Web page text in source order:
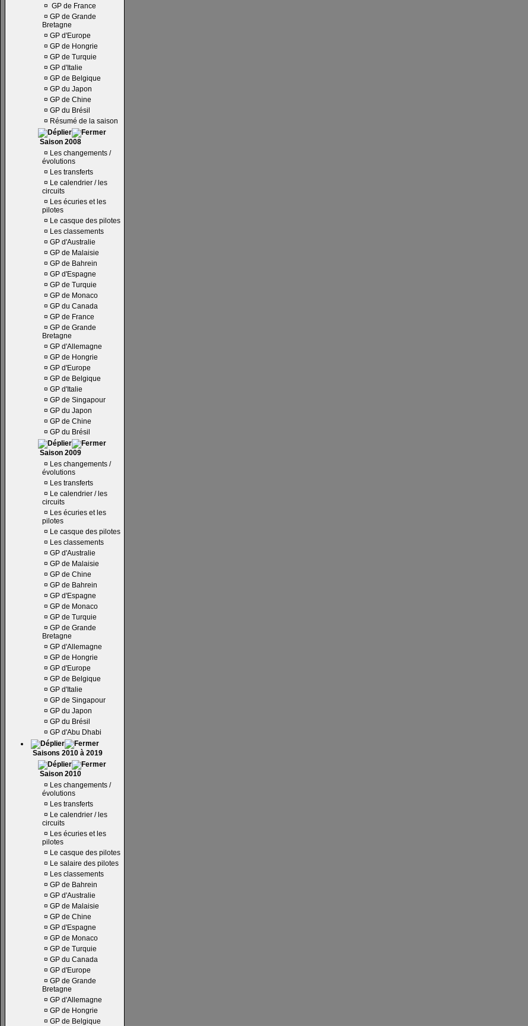
¤ GP de France
¤ GP de Grande
Bretagne
¤ GP d'Europe
¤ GP de Hongrie
¤ GP de Turquie
¤ GP d'Italie
¤ GP de Belgique
¤ GP du Japon
¤ GP de Chine
¤ GP du Brésil
¤ Résumé de la saison
Saison 2008
¤ Les changements /
évolutions
¤ Les transferts
¤ Le calendrier / les
circuits
¤ Les écuries et les
pilotes
¤ Le casque des pilotes
¤ Les classements
¤ GP d'Australie
¤ GP de Malaisie
¤ GP de Bahrein
¤ GP d'Espagne
¤ GP de Turquie
¤ GP de Monaco
¤ GP du Canada
¤ GP de France
¤ GP de Grande
Bretagne
¤ GP d'Allemagne
¤ GP de Hongrie
¤ GP d'Europe
¤ GP de Belgique
¤ GP d'Italie
¤ GP de Singapour
¤ GP du Japon
¤ GP de Chine
¤ GP du Brésil
Saison 2009
¤ Les changements /
évolutions
¤ Les transferts
¤ Le calendrier / les
circuits
¤ Les écuries et les
pilotes
¤ Le casque des pilotes
¤ Les classements
¤ GP d'Australie
¤ GP de Malaisie
¤ GP de Chine
¤ GP de Bahrein
¤ GP d'Espagne
¤ GP de Monaco
¤ GP de Turquie
¤ GP de Grande
Bretagne
¤ GP d'Allemagne
¤ GP de Hongrie
¤ GP d'Europe
¤ GP de Belgique
¤ GP d'Italie
¤ GP de Singapour
¤ GP du Japon
¤ GP du Brésil
¤ GP d'Abu Dhabi
Saisons 2010 à 2019
Saison 2010
¤ Les changements /
évolutions
¤ Les transferts
¤ Le calendrier / les
circuits
¤ Les écuries et les
pilotes
¤ Le casque des pilotes
¤ Le salaire des pilotes
¤ Les classements
¤ GP de Bahrein
¤ GP d'Australie
¤ GP de Malaisie
¤ GP de Chine
¤ GP d'Espagne
¤ GP de Monaco
¤ GP de Turquie
¤ GP du Canada
¤ GP d'Europe
¤ GP de Grande
Bretagne
¤ GP d'Allemagne
¤ GP de Hongrie
¤ GP de Belgique